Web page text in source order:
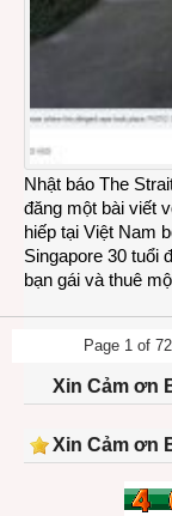
Nhật báo The
đăng một bài viết
hiếp tại Việt Nam
Singapore 30 tuổi
bạn gái và thuê
Page 1 of
Xin Cảm ơn
Xin Cảm ơn